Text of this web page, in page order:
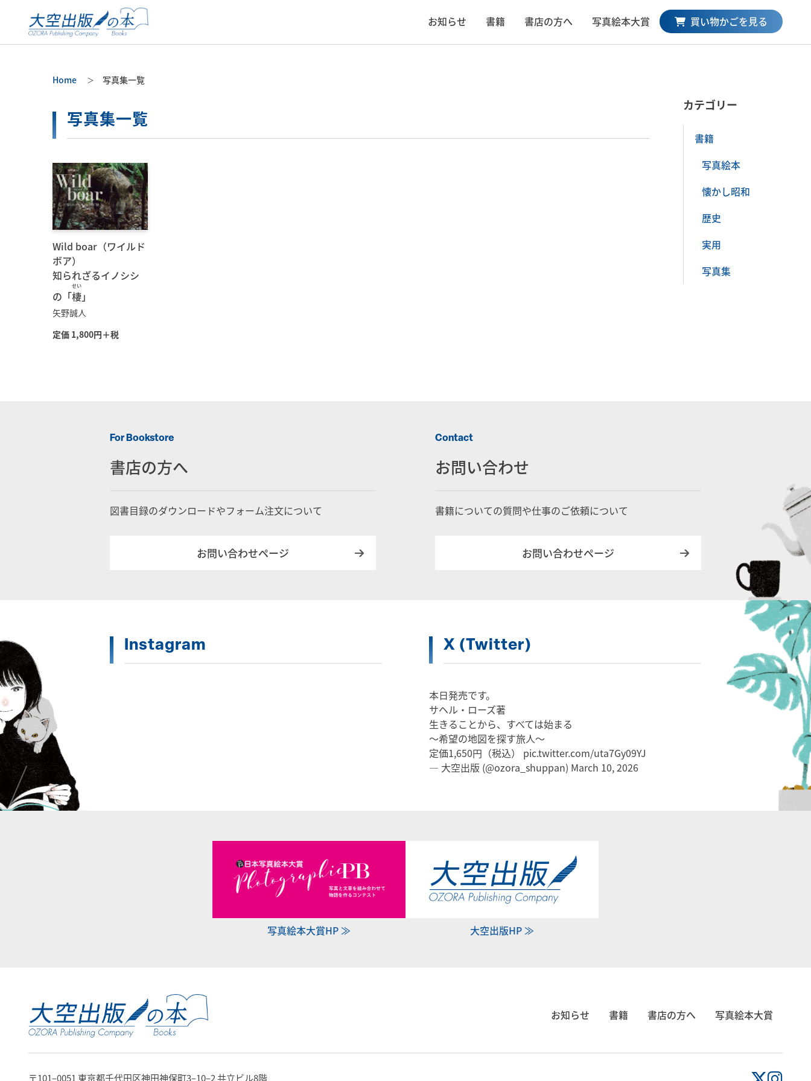
お知らせ 書籍 書店の方へ 写真絵本大賞 買い物かごを見る
Home 写真集一覧
写真集一覧
Wild boar（ワイルド
ボア）
知られざるイノシシ
の「棲
せい
」
矢野誠人
定価 1,800円＋税
カテゴリー
書籍
写真絵本
懐かし昭和
歴史
実用
写真集
For Bookstore
書店の方へ
図書目録のダウンロードやフォーム注文について
お問い合わせページ
Contact
お問い合わせ
書籍についての質問や仕事のご依頼について
お問い合わせページ
Instagram X (Twitter)
本日発売です。
サヘル・ローズ著
生きることから、すべては始まる
～希望の地図を探す旅人～
定価1,650円（税込） pic.twitter.com/uta7Gy09YJ
— 大空出版 (@ozora_shuppan) March 10, 2026
写真絵本大賞HP ≫ 大空出版HP ≫
お知らせ 書籍 書店の方へ 写真絵本大賞
〒101‒0051 東京都千代田区神田神保町3‒10‒2 共立ビル8階